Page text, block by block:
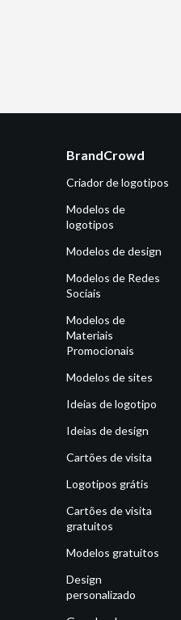
BrandCrowd
Criador de logotipos
Modelos de
logotipos
Modelos de design
Modelos de Redes
Sociais
Modelos de
Materiais
Promocionais
Modelos de sites
Ideias de logotipo
Ideias de design
Cartões de visita
Logotipos grátis
Cartões de visita
gratuitos
Modelos gratuitos
Design
personalizado